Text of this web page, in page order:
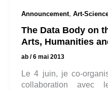
Announcement, Art-
The Data Body on
Arts, Humanities
ab /6 mai 2013
Le 4 juin, je co-
collaboration avec